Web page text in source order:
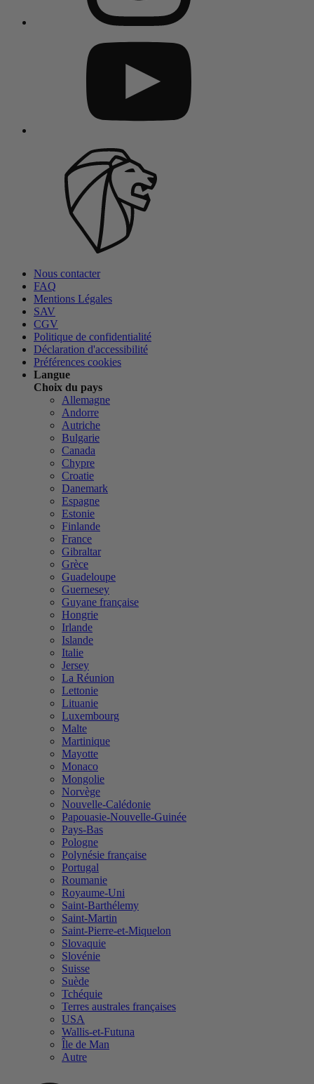
Nous contacter
FAQ
Mentions Légales
SAV
CGV
Politique de confidentialité
Déclaration d'accessibilité
Préférences cookies
Langue
Choix du pays
Allemagne
Andorre
Autriche
Bulgarie
Canada
Chypre
Croatie
Danemark
Espagne
Estonie
Finlande
France
Gibraltar
Grèce
Guadeloupe
Guernesey
Guyane française
Hongrie
Irlande
Islande
Italie
Jersey
La Réunion
Lettonie
Lituanie
Luxembourg
Malte
Martinique
Mayotte
Monaco
Mongolie
Norvège
Nouvelle-Calédonie
Papouasie-Nouvelle-Guinée
Pays-Bas
Pologne
Polynésie française
Portugal
Roumanie
Royaume-Uni
Saint-Barthélemy
Saint-Martin
Saint-Pierre-et-Miquelon
Slovaquie
Slovénie
Suisse
Suède
Tchéquie
Terres australes françaises
USA
Wallis-et-Futuna
Île de Man
Autre